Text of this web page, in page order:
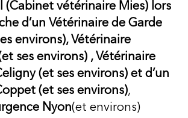
(Cabinet vétérinaire Mies) lors
d’un Vétérinaire de Garde
environs), Vétérinaire
ses environs) , Vétérinaire
(et ses environs) et d’un
(et ses environs),
Nyon(et environs)